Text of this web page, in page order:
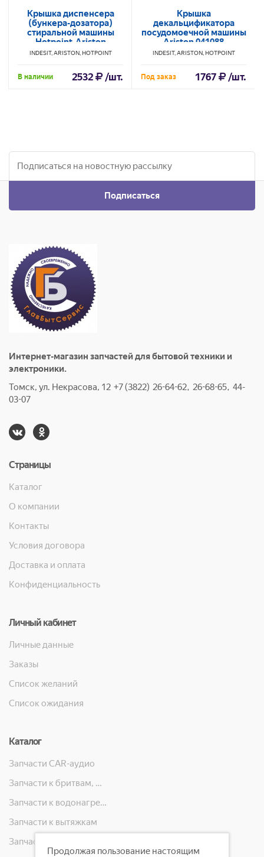
Крышка диспенсера
(бункера-дозатора)
стиральной машины
Hotpoint-Ariston
WMF720 C00115912
INDESIT, ARISTON, HOTPOINT
В наличии 2532 /шт.
Крышка
декальцификатора
посудомоечной машины
Ariston 041088
INDESIT, ARISTON, HOTPOINT
Под заказ 1767 /шт.
Подписаться
Интернет-магазин запчастей для бытовой техники и
электроники.
Томск, ул. Некрасова, 12 +7 (3822) 26-64-62, 26-68-65, 44-
03-07
Страницы
Каталог
О компании
Контакты
Условия договора
Доставка и оплата
Конфиденциальность
Личный кабинет
Личные данные
Заказы
Список желаний
Список ожидания
Каталог
Запчасти CAR-аудио
Запчасти к бритвам, машинкам для стрижки, фенам, эпиляторам, зубным щёткам
Запчасти к водонагревателям
Запчасти к вытяжкам
Продолжая пользование настоящим